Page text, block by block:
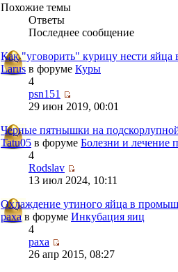
Похожие темы
Ответы
Последнее сообщение
Как "уговорить" курицу нести яйца
Larus в форуме Куры
4
psn151
29 июн 2019, 00:01
Черные пятнышки на
Tatu05 в форуме Болезни и лечение
4
Rodslav
13 июл 2024, 10:11
Охлаждение утиного яйца в
paxaв форуме Инкубация яиц
4
paxa
26 апр 2015, 08:27